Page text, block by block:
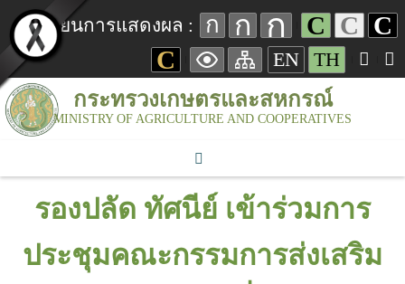
เปลี่ยนการแสดงผล : ก ก ก C C C
C
EN TH
กระทรวงเกษตรและสหกรณ์
MINISTRY OF AGRICULTURE AND COOPERATIVES
รองปลัด ทัศนีย์ เข้าร่วมการ
ประชุมคณะกรรมการส่งเสริม